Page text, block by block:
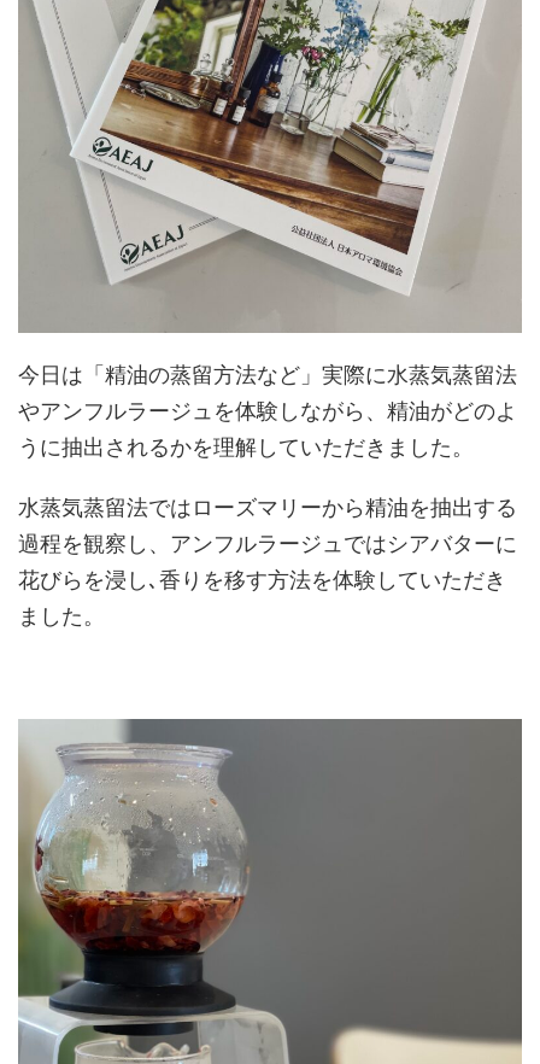
今日は「精油の蒸留方法など」実際に水蒸気蒸留法
やアンフルラージュを体験しながら、精油がどのよ
うに抽出されるかを理解していただきました。
水蒸気蒸留法ではローズマリーから精油を抽出する
過程を観察し、アンフルラージュではシアバターに
花びらを浸し､香りを移す方法を体験していただき
ました。